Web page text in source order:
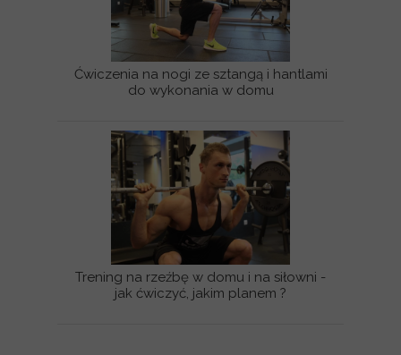
Ćwiczenia na nogi ze sztangą i hantlami
do wykonania w domu
Trening na rzeźbę w domu i na siłowni -
jak ćwiczyć, jakim planem ?